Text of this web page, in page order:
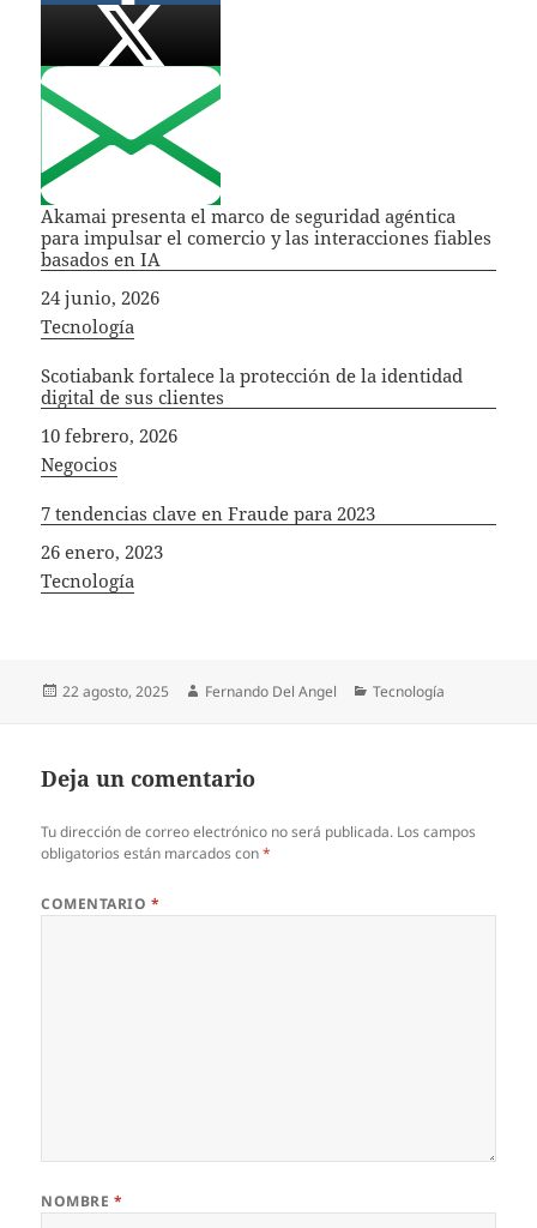
Akamai presenta el marco de seguridad agéntica
para impulsar el comercio y las interacciones fiables
basados en IA
Fecha
24 junio, 2026
In relation to
Tecnología
Scotiabank fortalece la protección de la identidad
digital de sus clientes
Fecha
10 febrero, 2026
In relation to
Negocios
7 tendencias clave en Fraude para 2023
Fecha
26 enero, 2023
In relation to
Tecnología
Publicado
22 agosto, 2025 Autor
Fernando Del Angel Categorías
Tecnología
Deja un comentario
Tu dirección de correo electrónico no será publicada. Los campos
obligatorios están marcados con*
COMENTARIO *
NOMBRE *